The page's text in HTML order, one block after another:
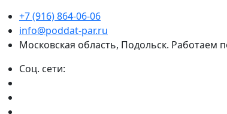
+7 (916) 864-06-06
info@poddat-par.ru
Московская область, Подольск. Работаем
Соц. сети: